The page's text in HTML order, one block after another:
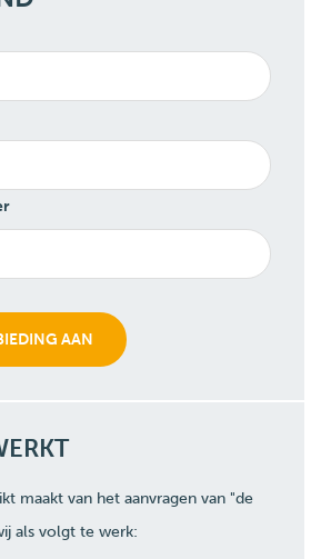
maakt van het aanvragen van "de
als volgt te werk: